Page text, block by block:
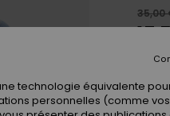
35,00
technologie équivalente
personnelles (comme